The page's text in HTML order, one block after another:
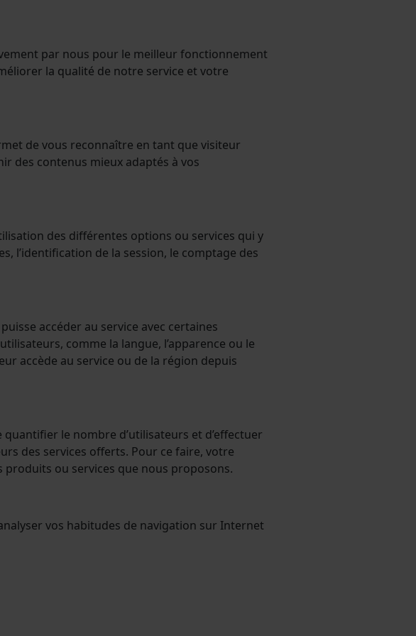
par nous pour le meilleur fonctionnement
la qualité de notre service et votre
de vous reconnaître en tant que visiteur
des contenus mieux adaptés à vos
des différentes options ou services qui y
l’identification de la session, le comptage des
accéder au service avec certaines
comme la langue, l’apparence ou le
accède au service ou de la région depuis
le nombre d’utilisateurs et d’effectuer
des services offerts. Pour ce faire, votre
produits ou services que nous proposons.
vos habitudes de navigation sur Internet